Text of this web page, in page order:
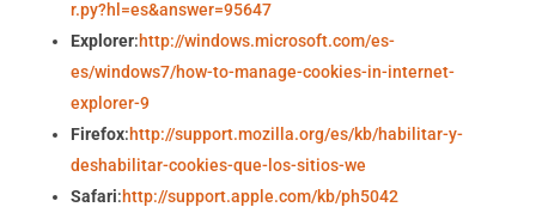
r.py?hl=es&answer=95647
Explorer:http://windows.microsoft.com/es-
es/windows7/how-to-manage-cookies-in-internet-
explorer-9
Firefox:http://support.mozilla.org/es/kb/habilitar-y-
deshabilitar-cookies-que-los-sitios-we
Safari:http://support.apple.com/kb/ph5042